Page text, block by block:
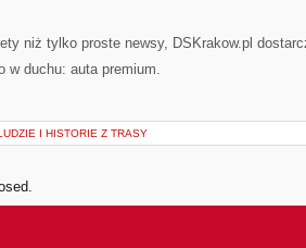
niż tylko proste newsy, DSKrakow.pl
w duchu: auta premium.
I HISTORIE Z TRASY